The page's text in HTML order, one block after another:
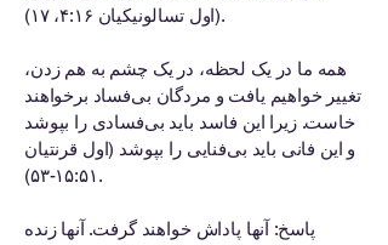
(اول تسالونیکیان ۴:۱۶، ۱۷).
همه ما در یک لحظه، در یک چشم به هم زدن،
تغییر خواهیم یافت و مردگان بی‌فساد برخواهند
خاست. زیرا این فاسد باید بی‌فسادی را بپوشد
و این فانی باید بی‌فنایی را بپوشد (اول قرنتیان
۱۵:۵۱-۵۳).
پاسخ: آنها پاداش خواهند گرفت. آنها زنده